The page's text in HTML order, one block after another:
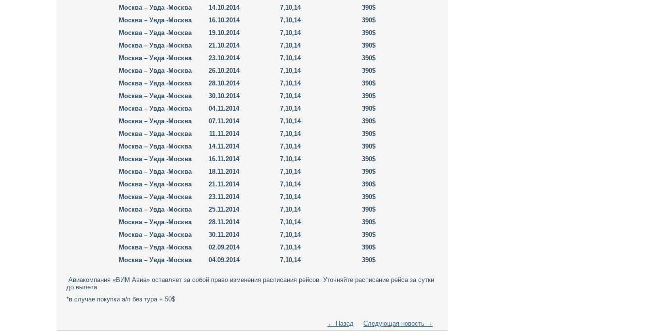
Москва – Увда -Москва
14.10.2014 7,10,14
390$
Москва – Увда -Москва
16.10.2014 7,10,14
390$
Москва – Увда -Москва
19.10.2014 7,10,14
390$
Москва – Увда -Москва
21.10.2014 7,10,14
390$
Москва – Увда -Москва
23.10.2014 7,10,14
390$
Москва – Увда -Москва
26.10.2014 7,10,14
390$
Москва – Увда -Москва
28.10.2014 7,10,14
390$
Москва – Увда -Москва
30.10.2014 7,10,14
390$
Москва – Увда -Москва
04.11.2014 7,10,14
390$
Москва – Увда -Москва
07.11.2014 7,10,14
390$
Москва – Увда -Москва
11.11.2014 7,10,14
390$
Москва – Увда -Москва
14.11.2014 7,10,14
390$
Москва – Увда -Москва
16.11.2014 7,10,14
390$
Москва – Увда -Москва
18.11.2014 7,10,14
390$
Москва – Увда -Москва
21.11.2014 7,10,14
390$
Москва – Увда -Москва
23.11.2014 7,10,14
390$
Москва – Увда -Москва
25.11.2014 7,10,14
390$
Москва – Увда -Москва
28.11.2014 7,10,14
390$
Москва – Увда -Москва
30.11.2014 7,10,14
390$
Москва – Увда -Москва
02.09.2014 7,10,14
390$
Москва – Увда -Москва
04.09.2014 7,10,14 390$
Авиакомпания «ВИМ Авиа» оставляет за собой право изменения расписания рейсов. Уточняйте расписание рейса за сутки
до вылета
*в случае покупки а/п без тура + 50$
← Назад Следующая новость →